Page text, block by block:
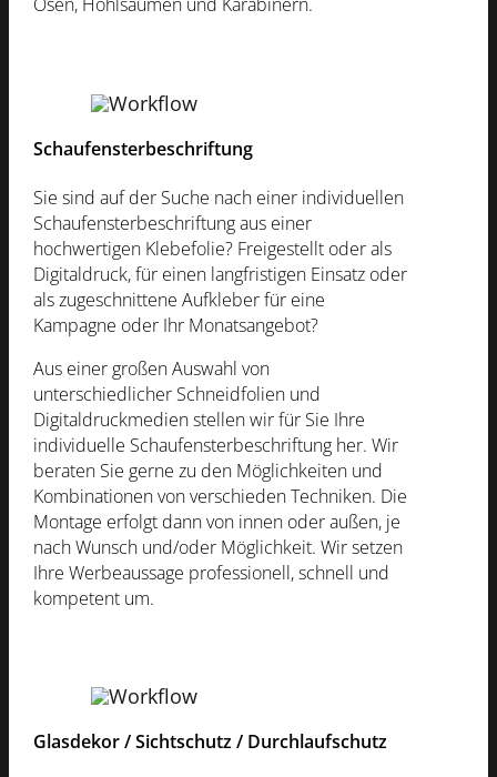
Schaufensterbeschriftung
Sie sind auf der Suche nach einer individuellen
Schaufensterbeschriftung aus einer
hochwertigen Klebefolie? Freigestellt oder als
Digitaldruck, für einen langfristigen Einsatz oder
als zugeschnittene Aufkleber für eine
Kampagne oder Ihr Monatsangebot?
Aus einer großen Auswahl von
unterschiedlicher Schneidfolien und
Digitaldruckmedien stellen wir für Sie Ihre
individuelle Schaufensterbeschriftung her. Wir
beraten Sie gerne zu den Möglichkeiten und
Kombinationen von verschieden Techniken. Die
Montage erfolgt dann von innen oder außen, je
nach Wunsch und/oder Möglichkeit. Wir setzen
Ihre Werbeaussage professionell, schnell und
kompetent um.
Glasdekor / Sichtschutz / Durchlaufschutz